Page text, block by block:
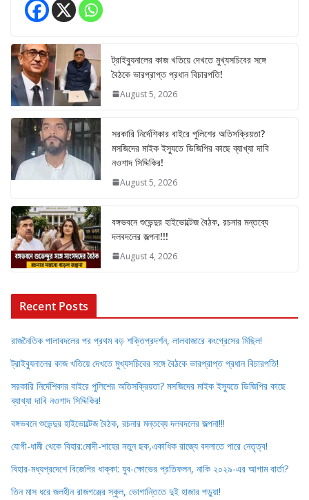
ট্রাইব্যুনালের কাজ খতিয়ে দেখতে মুখ্যসচিবের সঙ্গে
বৈঠকে ভারপ্রাপ্ত প্রধান বিচারপতি!
August 5, 2026
সরকারি নির্দেশিকার বাইরে পুলিশের অতিসক্রিয়তা?
মসজিদের মাইক ইস্যুতে ডিজিপির কাছে ব্যাখ্যা দাবি
নওশাদ সিদ্দিকির!
August 5, 2026
বঙ্গভবনে শুভেন্দুর হাইভোল্টেজ বৈঠক, রচনার মন্তব্যে
দলবদলের জল্পনা!!!
August 4, 2026
Recent Posts
রাজনৈতিক পালাবদলের পর প্রথম বড় শক্তিপ্রদর্শন, লালবাজারে কংগ্রেসের মিছিল!
ট্রাইব্যুনালের কাজ খতিয়ে দেখতে মুখ্যসচিবের সঙ্গে বৈঠকে ভারপ্রাপ্ত প্রধান বিচারপতি!
সরকারি নির্দেশিকার বাইরে পুলিশের অতিসক্রিয়তা? মসজিদের মাইক ইস্যুতে ডিজিপির কাছে
ব্যাখ্যা দাবি নওশাদ সিদ্দিকির!
বঙ্গভবনে শুভেন্দুর হাইভোল্টেজ বৈঠক, রচনার মন্তব্যে দলবদলের জল্পনা!!!
যোগী-ধামী থেকে বিহার:মোদী-শাহের নতুন ছক,একাধিক রাজ্যে বদলাতে পারে নেতৃত্ব!
বিহার-মধ্যপ্রদেশে বিজেপির ধাক্কা: যুব-ক্ষোভের প্রতিফলন, নাকি ২০২৯-এর আগাম বার্তা?
তিন মাস ধরে জলহীন রাজগঞ্জের স্কুল, ভোগান্তিতে দুই হাজার পড়ুয়া!